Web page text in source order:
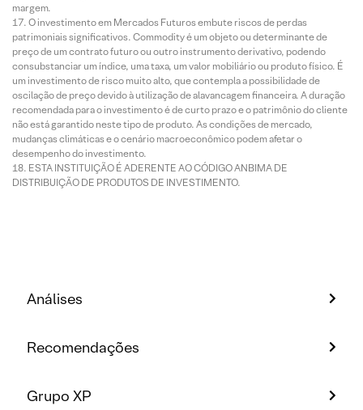
margem.
O investimento em Mercados Futuros embute riscos de perdas
patrimoniais significativos. Commodity é um objeto ou determinante de
preço de um contrato futuro ou outro instrumento derivativo, podendo
consubstanciar um índice, uma taxa, um valor mobiliário ou produto físico. É
um investimento de risco muito alto, que contempla a possibilidade de
oscilação de preço devido à utilização de alavancagem financeira. A duração
recomendada para o investimento é de curto prazo e o patrimônio do cliente
não está garantido neste tipo de produto. As condições de mercado,
mudanças climáticas e o cenário macroeconômico podem afetar o
desempenho do investimento.
ESTA INSTITUIÇÃO É ADERENTE AO CÓDIGO ANBIMA DE
DISTRIBUIÇÃO DE PRODUTOS DE INVESTIMENTO.
Análises
Recomendações
Grupo XP